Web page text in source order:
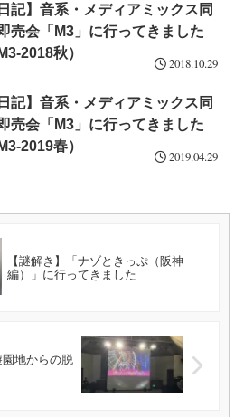
日記】音系・メディアミックス同
売会「M3」に行ってきました
2018秋）
2018.10.29
日記】音系・メディアミックス同
売会「M3」に行ってきました
2019春）
2019.04.29
【謎解き】「ナゾときっぷ（阪神
編）」に行ってきました
園地からの脱